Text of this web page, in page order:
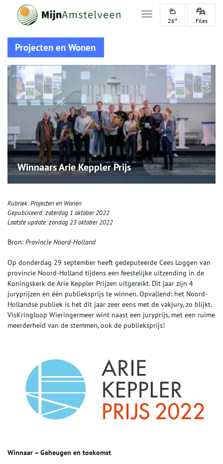
Toggle navigation
26° Files
Projecten en Wonen
Winnaars Arie Keppler Prijs
Rubriek:Projecten en Wonen
Gepubliceerd:zaterdag 1 oktober 2022
Laatste update:zondag 23 oktober 2022
Bron: Provincie Noord-Holland
Op donderdag 29 september heeft gedeputeerde Cees Loggen van
provincie Noord-Holland tijdens een feestelijke uitzending in de
Koningskerk de Arie Keppler Prijzen uitgereikt. Dit jaar zijn 4
juryprijzen en één publieksprijs te winnen. Opvallend: het Noord-
Hollandse publiek is het dit jaar zeer eens met de vakjury, zo blijkt.
VisKringloop Wieringermeer wint naast een juryprijs, met een ruime
meerderheid van de stemmen, ook de publieksprijs!
Winnaar – Geheugen en toekomst